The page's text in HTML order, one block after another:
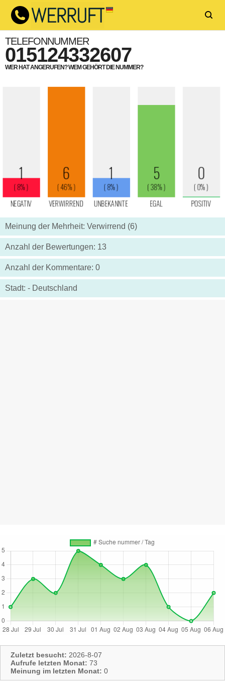
TELEFONNUMMER
015124332607
WER HAT ANGERUFEN? WEM GEHÖRT DIE NUMMER?
Meinung der Mehrheit: Verwirrend (6)
Anzahl der Bewertungen: 13
Anzahl der Kommentare: 0
Stadt: - Deutschland
Zuletzt besucht: 2026-8-07
Aufrufe letzten Monat: 73
Meinung im letzten Monat: 0